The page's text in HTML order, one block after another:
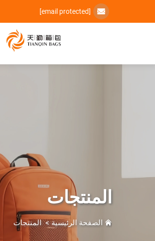
[email protected]
المنتجات
الصفحة الرئيسية>المنتجات